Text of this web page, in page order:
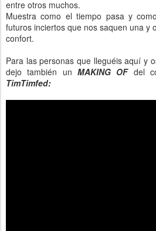
entre otros muchos.
Muestra como el tiempo pasa y
futuros inciertos que nos saquen una y
confort.
Para las personas que lleguéis aquí y
dejo también un MAKING OF del
TimTimfed: